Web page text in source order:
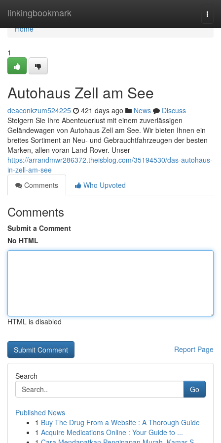
linkingbookmark
Home
Home
1
Autohaus Zell am See
deaconkzum524225 421 days ago News
Discuss
Steigern Sie Ihre Abenteuerlust mit einem zuverlässigen
Geländewagen von Autohaus Zell am See. Wir bieten Ihnen ein
breites Sortiment an Neu- und Gebrauchtfahrzeugen der besten
Marken, allen voran Land Rover. Unser
https://arrandmwr286372.theisblog.com/35194530/das-autohaus-
in-zell-am-see
Comments
Who Upvoted
Comments
Submit a Comment
No HTML
HTML is disabled
Report Page
Search
Go
Published News
1 Buy The Drug From a Website : A Thorough Guide
1 Acquire Medications Online : Your Guide to ...